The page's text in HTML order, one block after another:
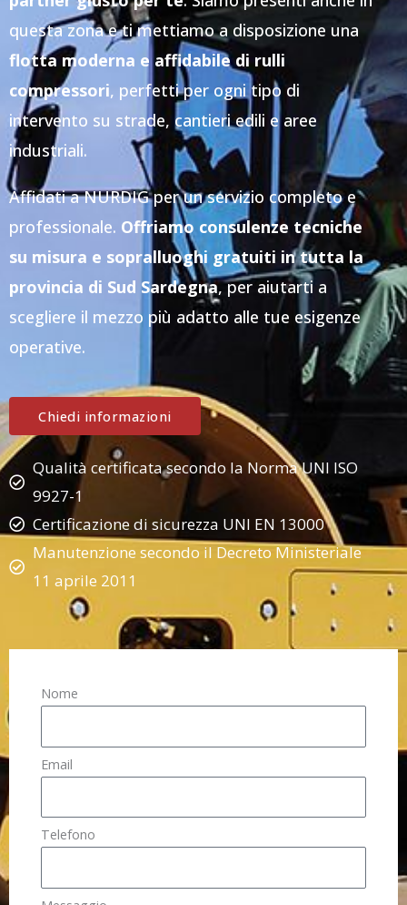
questa zona e ti mettiamo a disposizione una
flotta moderna e affidabile di rulli
compressori, perfetti per ogni tipo di
intervento su strade, cantieri edili e aree
industriali.
Affidati a NURDIG per un servizio completo e
professionale. Offriamo consulenze tecniche
su misura e sopralluoghi gratuiti in tutta la
provincia di Sud Sardegna, per aiutarti a
scegliere il mezzo più adatto alle tue esigenze
operative.
Chiedi informazioni
Qualità certificata secondo la Norma UNI ISO
9927-1
Certificazione di sicurezza UNI EN 13000
Manutenzione secondo il Decreto Ministeriale
11 aprile 2011
Nome
Email
Telefono